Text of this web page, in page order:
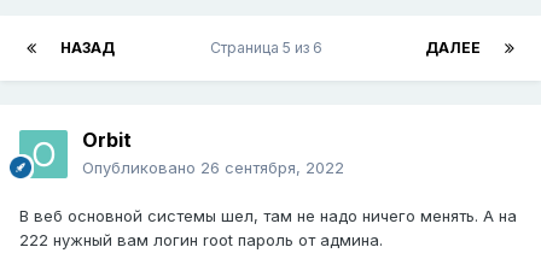
НАЗАД ДАЛЕЕ
Страница 5 из 6
Orbit
Опубликовано 26 сентября, 2022
В веб основной системы шел, там не надо ничего менять. А на
222 нужный вам логин root пароль от админа.